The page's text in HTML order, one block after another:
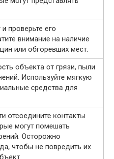
проверьте его
внимание на наличие
или обгоревших мест.
объекта от грязи, пыли
Используйте мягкую
средства для
отсоедините контакты
могут помешать
Осторожно
чтобы не повредить их